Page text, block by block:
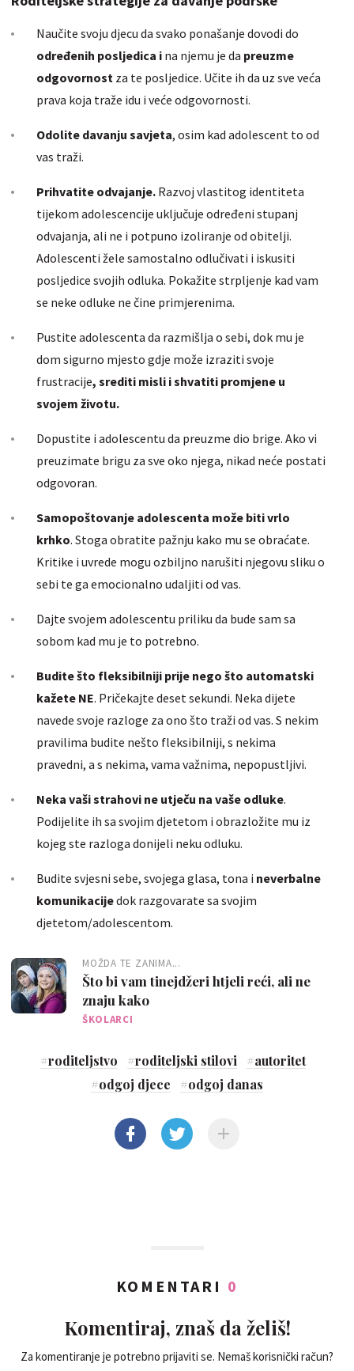
Naučite svoju djecu da svako ponašanje dovodi do
određenih posljedica i na njemu je da preuzme
odgovornost za te posljedice. Učite ih da uz sve veća
prava koja traže idu i veće odgovornosti.
Odolite davanju savjeta, osim kad adolescent to od
vas traži.
Prihvatite odvajanje. Razvoj vlastitog identiteta
tijekom adolescencije uključuje određeni stupanj
odvajanja, ali ne i potpuno izoliranje od obitelji.
Adolescenti žele samostalno odlučivati i iskusiti
posljedice svojih odluka. Pokažite strpljenje kad vam
se neke odluke ne čine primjerenima.
Pustite adolescenta da razmišlja o sebi, dok mu je
dom sigurno mjesto gdje može izraziti svoje
frustracije, srediti misli i shvatiti promjene u
svojem životu.
Dopustite i adolescentu da preuzme dio brige. Ako vi
preuzimate brigu za sve oko njega, nikad neće postati
odgovoran.
Samopoštovanje adolescenta može biti vrlo
krhko. Stoga obratite pažnju kako mu se obraćate.
Kritike i uvrede mogu ozbiljno narušiti njegovu sliku o
sebi te ga emocionalno udaljiti od vas.
Dajte svojem adolescentu priliku da bude sam sa
sobom kad mu je to potrebno.
Budite što fleksibilniji prije nego što automatski
kažete NE. Pričekajte deset sekundi. Neka dijete
navede svoje razloge za ono što traži od vas. S nekim
pravilima budite nešto fleksibilniji, s nekima
pravedni, a s nekima, vama važnima, nepopustljivi.
Neka vaši strahovi ne utječu na vaše odluke.
Podijelite ih sa svojim djetetom i obrazložite mu iz
kojeg ste razloga donijeli neku odluku.
Budite svjesni sebe, svojega glasa, tona i neverbalne
komunikacijedok razgovarate sa svojim
djetetom/adolescentom.
MOŽDA TE ZANIMA...
Što bi vam tinejdžeri htjeli reći, ali ne
znaju kako
ŠKOLARCI
#roditeljstvo #roditeljski stilovi #autoritet
#odgoj djece #odgoj danas
KOMENTARI 0
Komentiraj, znaš da želiš!
Za komentiranje je potrebno prijaviti se. Nemaš korisnički račun?